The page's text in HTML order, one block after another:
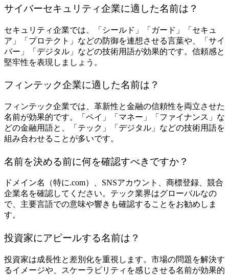
サイバーセキュリティ企業に適した名前は？
セキュリティ企業では、「シールド」「ガード」「セキュ
ア」「プロテクト」などの防御を連想させる言葉や、「サイ
バー」「デジタル」などの技術用語が効果的です。信頼感と
堅牢性を表現しましょう。
フィンテック企業に適した名前は？
フィンテック企業では、革新性と金融の信頼性を両立させた
名前が効果的です。「ペイ」「マネー」「ファイナンス」な
どの金融用語と、「テック」「デジタル」などの技術用語を
組み合わせることが多いです。
名前を決める前に何を確認すべきですか？
ドメイン名（特に.com）、SNSアカウント、商標登録、競合
企業名を確認してください。テック業界はグローバルなの
で、主要言語での意味や響きも確認することをお勧めしま
す。
投資家にアピールする名前は？
投資家は成長性と差別化を重視します。市場の問題を解決す
るイメージや、スケーラビリティを感じさせる名前が効果的